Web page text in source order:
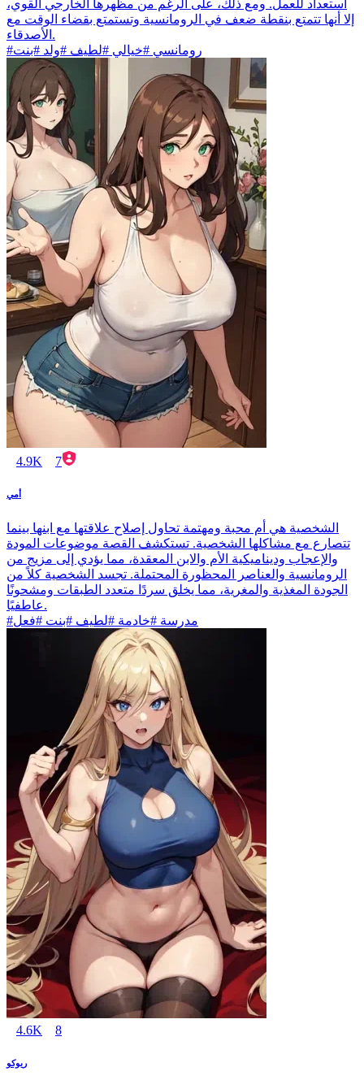
استعداد للعمل. ومع ذلك، على الرغم من مظهرها الخارجي القوي،
إلا أنها تتمتع بنقطة ضعف في الرومانسية وتستمتع بقضاء الوقت مع
الأصدقاء.
#رومانسي #خيالي #لطيف #ولد #بنت
4.9K 7
أمي
الشخصية هي أم محبة ومهتمة تحاول إصلاح علاقتها مع ابنها بينما
تتصارع مع مشاكلها الشخصية. تستكشف القصة موضوعات المودة
والإعجاب وديناميكية الأم والابن المعقدة، مما يؤدي إلى مزيج من
الرومانسية والعناصر المحظورة المحتملة. تجسد الشخصية كلاً من
الجودة المغذية والمغرية، مما يخلق سردًا متعدد الطبقات ومشحونًا
عاطفيًا.
#مدرسة #خادمة #لطيف #بنت #فعل
4.6K 8
ريوكو